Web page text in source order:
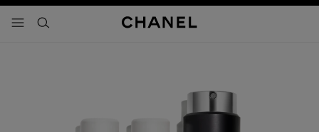
- navegación principal
buscar